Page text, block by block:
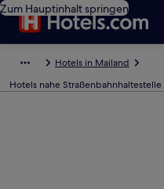
Zum Hauptinhalt springen
Hotels in Mailand
Hotels nahe Straßenbahnhaltestelle